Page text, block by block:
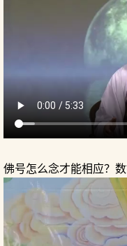
佛号怎么念才能相应？